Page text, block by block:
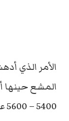
المشع حينها
5400 – 5600 عام.